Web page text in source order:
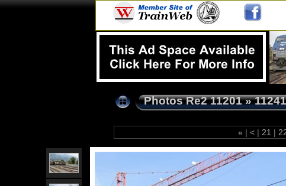
Photos Re2 11201»11241
« | < | 21 |